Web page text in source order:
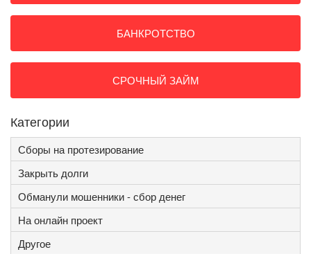
БАНКРОТСТВО
СРОЧНЫЙ ЗАЙМ
Категории
Сборы на протезирование
Закрыть долги
Обманули мошенники - сбор денег
На онлайн проект
Другое